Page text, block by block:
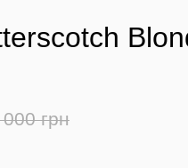
грн